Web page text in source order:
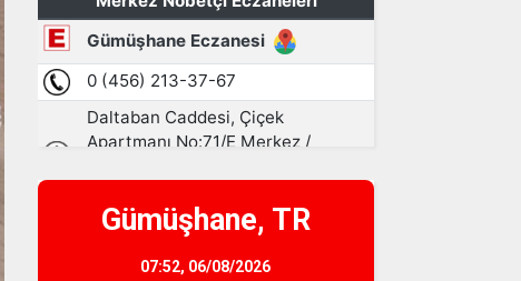
Gümüşhane, TR
07:52, 06/08/2026